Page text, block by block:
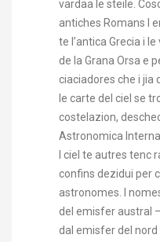
vardaa le steile.
antiches Romans l
te l’antica Grecia i
de la Grana Orsa e
ciaciadores che i jia
le carte del ciel se
costelazion,
Astronomica
l ciel te autres tenc
confins dezidui per
astronomes. I
del emisfer austral
dal emisfer del